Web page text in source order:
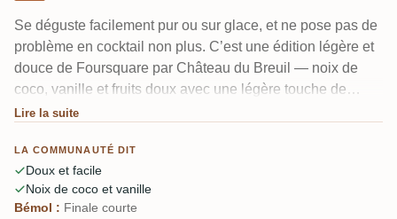
Se déguste facilement pur ou sur glace, et ne pose pas de
problème en cocktail non plus. C’est une édition légère et
douce de Foursquare par Château du Breuil — noix de
coco, vanille et fruits doux avec une légère touche de
chêne. Un dégustateur l’a qualifié de bon rhum « pour faire
corps un peu léger, mais il passe bien.
Lire la suite
LA COMMUNAUTÉ DIT
Doux et facile
Noix de coco et vanille
Bémol : Finale courte